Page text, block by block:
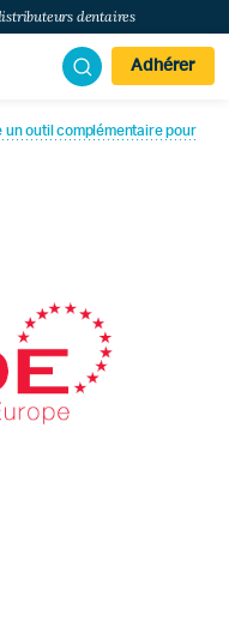
dentaires
Adhérer
un outil complémentaire pour